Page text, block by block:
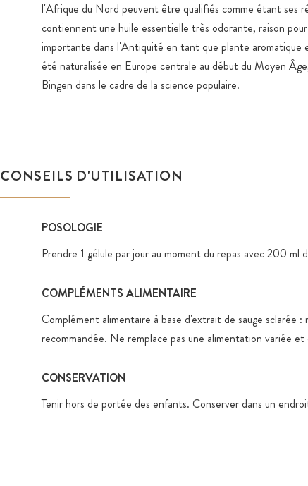
l'Afrique du Nord peuvent être qualifiés comme étant ses
contiennent une huile essentielle très odorante, raison
importante dans l'Antiquité en tant que plante
été naturalisée en Europe centrale au début du Moyen
Bingen dans le cadre de la science populaire.
CONSEILS D'UTILISATION
POSOLOGIE
Prendre 1 gélule par jour au moment du repas avec 200 ml
COMPLÉMENTS ALIMENTAIRE
Complément alimentaire à base d'extrait de sauge sclarée :
recommandée. Ne remplace pas une alimentation variée
CONSERVATION
Tenir hors de portée des enfants. Conserver dans un